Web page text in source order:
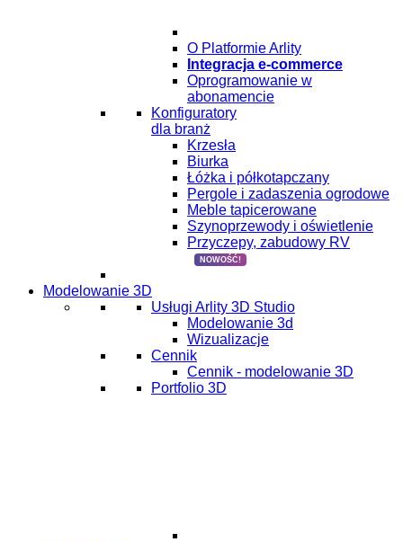
O Platformie Arlity
Integracja e-commerce
Oprogramowanie w
abonamencie
Konfiguratory
dla branż
Krzesła
Biurka
Łóżka i półkotapczany
Pergole i zadaszenia ogrodowe
Meble tapicerowane
Szynoprzewody i oświetlenie
Przyczepy, zabudowy RV
NOWOŚĆ!
Modelowanie 3D
Usługi Arlity 3D Studio
Modelowanie 3d
Wizualizacje
Cennik
Cennik - modelowanie 3D
Portfolio 3D